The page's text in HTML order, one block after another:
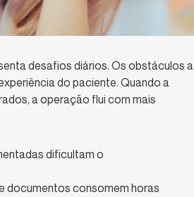
desafios diários. Os obstáculos a
do paciente. Quando a
a operação flui com mais
dificultam o
documentos consomem horas